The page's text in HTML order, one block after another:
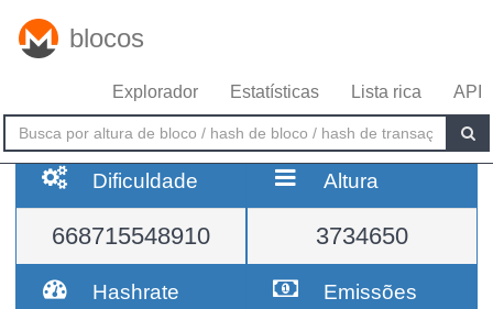
blocos
Explorador Estatísticas Lista rica API
Dificuldade
668715548910
Altura
3734650
Hashrate Emissões